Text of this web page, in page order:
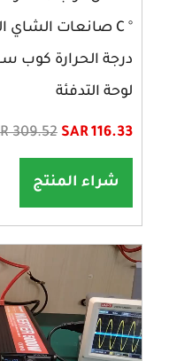
درجة الحرارة كوب
لوحة التدفئة
309.52 SAR 116.33
شراء المنتج